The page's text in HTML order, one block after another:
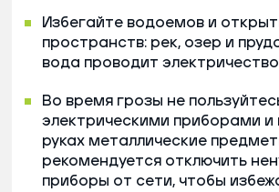
Избегайте водоемов и
пространств: рек, озер и
вода проводит
Во время грозы не
электрическими приборами и
руках металлические
рекомендуется отключить
приборы от сети, чтобы